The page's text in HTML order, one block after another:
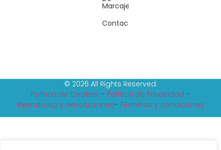
Marcaje
Contacto
© 2026 All Rights Reserved.
Política de Cookies – Política de Privacidad –
Reembolso y devoluciones– Tèrminos y condiciones